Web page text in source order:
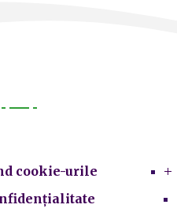
cookie-urile